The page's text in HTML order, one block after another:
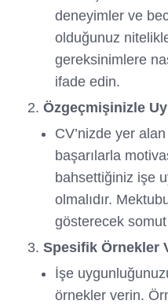
deneyimler ve
olduğunuz
gereksinimlere
ifade edin.
Özgeçmişinizle
CV’nizde yer
başarılarla
bahsettiğiniz işe
olmalıdır.
gösterecek
Spesifik Örnekler
İşe
örnekler verin.